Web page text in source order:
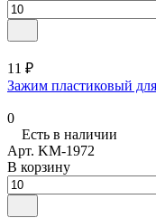
11 ₽
Зажим пластиковый
0
Есть в наличии
Арт. KM-1972
В корзину